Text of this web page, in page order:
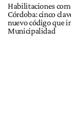
Habilitaciones
Córdoba: cinco
nuevo código que
Municipalidad